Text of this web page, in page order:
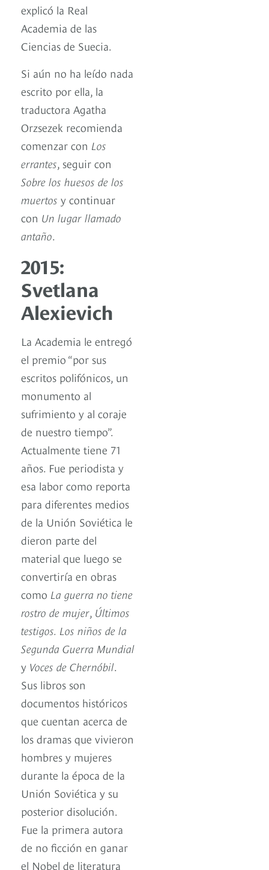
explicó la Real
Academia de las
Ciencias de Suecia.
Si aún no ha leído nada
escrito por ella, la
traductora Agatha
Orzsezek recomienda
comenzar con Los
errantes, seguir con
Sobre los huesos de los
muertos y continuar
con Un lugar llamado
antaño.
2015:
Svetlana
Alexievich
La Academia le entregó
el premio “por sus
escritos polifónicos, un
monumento al
sufrimiento y al coraje
de nuestro tiempo”.
Actualmente tiene 71
años. Fue periodista y
esa labor como reporta
para diferentes medios
de la Unión Soviética le
dieron parte del
material que luego se
convertiría en obras
como La guerra no tiene
rostro de mujer, Últimos
testigos. Los niños de la
Segunda Guerra Mundial
y Voces de Chernóbil.
Sus libros son
documentos históricos
que cuentan acerca de
los dramas que vivieron
hombres y mujeres
durante la época de la
Unión Soviética y su
posterior disolución.
Fue la primera autora
de no ficción en ganar
el Nobel de literatura